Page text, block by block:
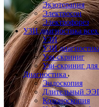
Экзотерапия
Электросон
Электрофорез
УЗИ диагностика
УЗИ
УЗИ
Узи-скриниг
Узи-скриниг
Диагностика
Эндоскопия
Длительный
Колоноскопия